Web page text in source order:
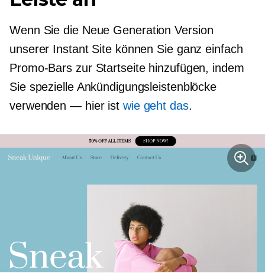
Wenn Sie die Neue Generation Version
unserer Instant Site können Sie ganz einfach
Promo-Bars zur Startseite hinzufügen, indem
Sie spezielle Ankündigungsleistenblöcke
verwenden — hier ist wie geht das.